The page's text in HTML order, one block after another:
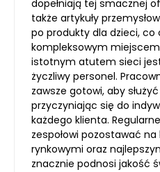
dopełniają tej smacznej
także artykuły
po produkty dla dzieci, co
kompleksowym
istotnym atutem sieci
życzliwy personel.
zawsze gotowi, aby
przyczyniając się do
każdego klienta.
zespołowi pozostawać
rynkowymi oraz
znacznie podnosi jakość